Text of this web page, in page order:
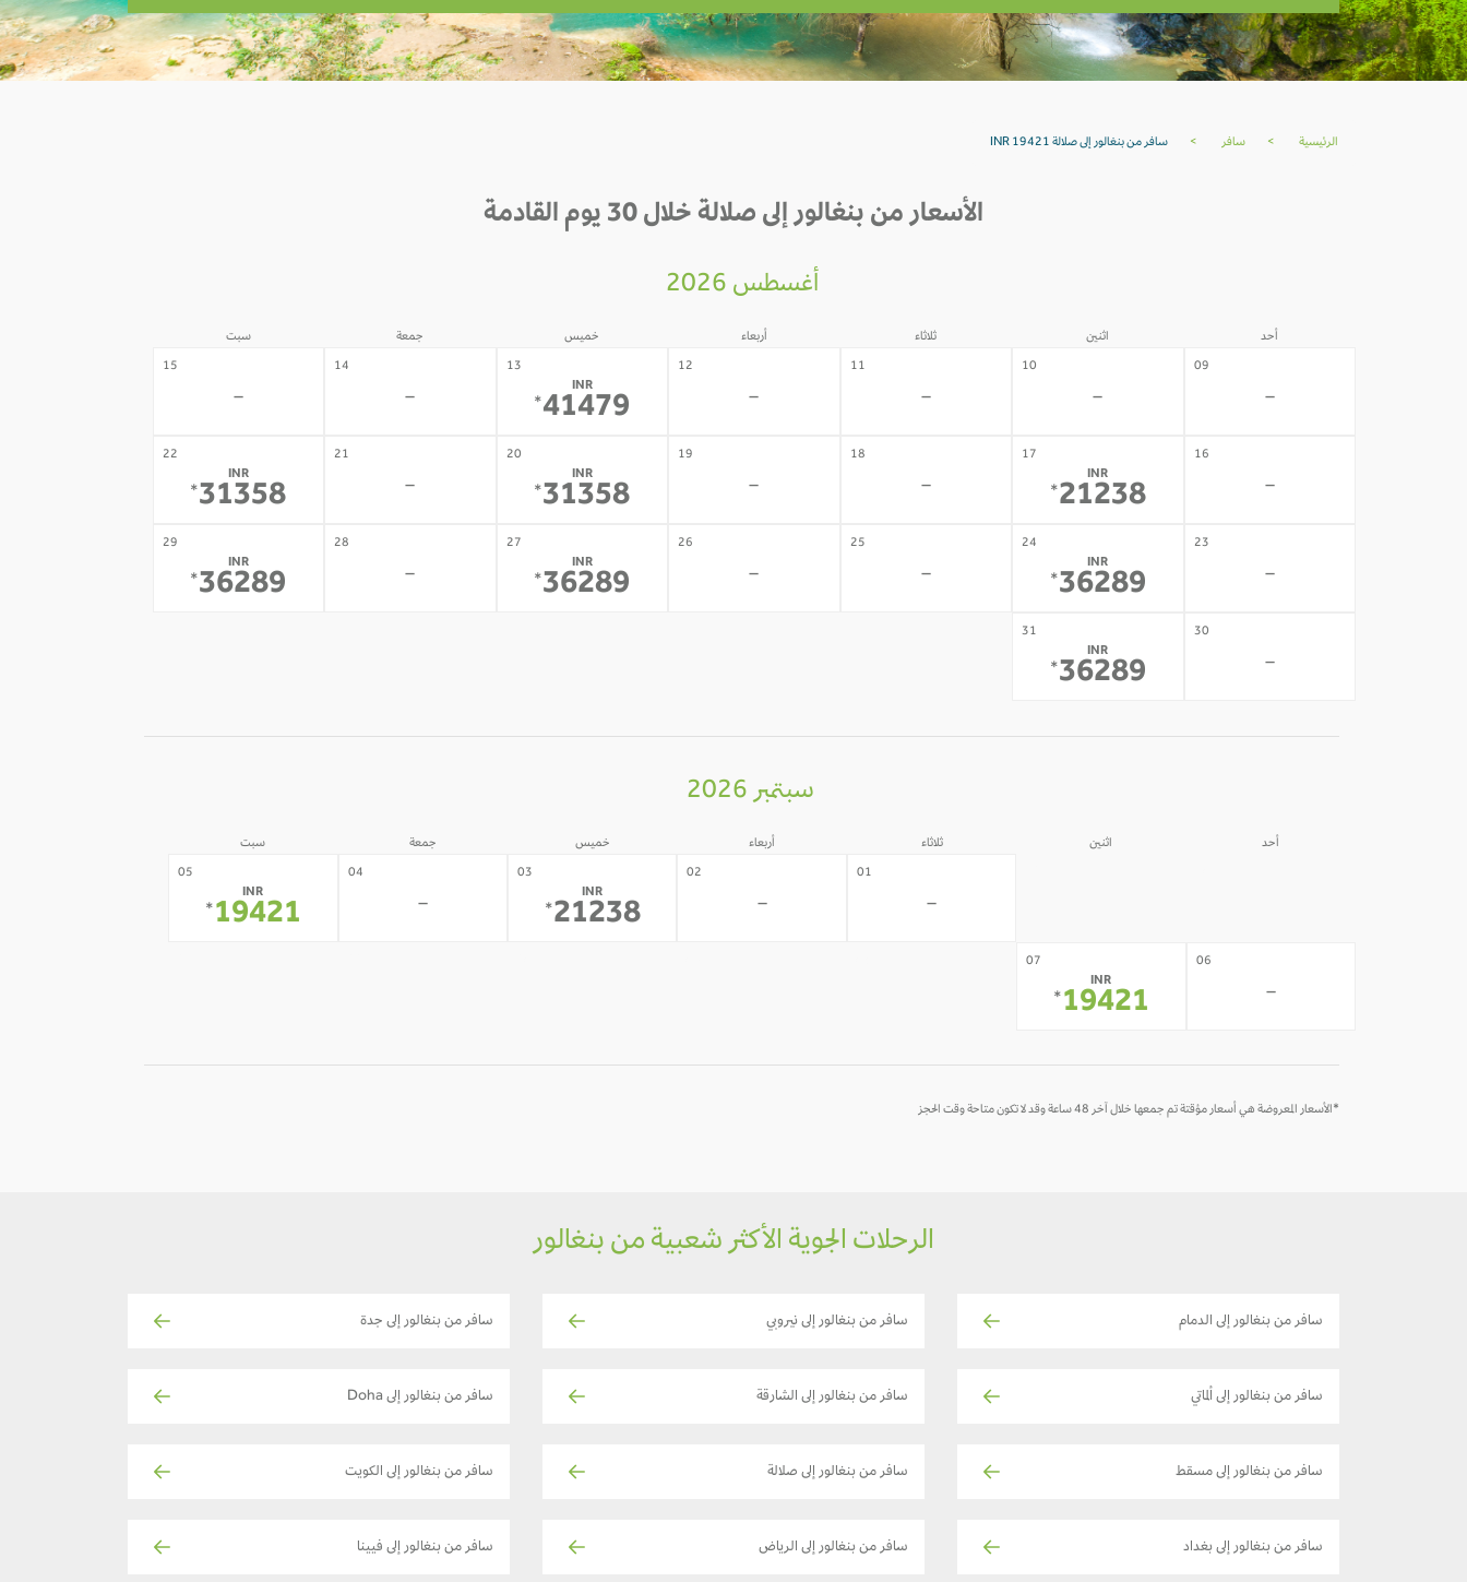
الرئيسية > سافر > سافر من بنغالور إلى صلالة INR 19421
الأسعار من بنغالور إلى صلالة خلال 30 يوم القادمة
أغسطس 2026
أحد اثنين ثلاثاء أربعاء خميس جمعة سبت
09
-
10
-
11
-
12
-
13
INR
41479
*
14
-
15
-
16
-
17
INR
21238
*
18
-
19
-
20
INR
31358
*
21
-
22
INR
31358
*
23
-
24
INR
36289
*
25
-
26
-
27
INR
36289
*
28
-
29
INR
36289
*
30
-
31
INR
36289
*
سبتمبر 2026
أحد اثنين ثلاثاء أربعاء خميس جمعة سبت
01
-
02
-
03
INR
21238
*
04
-
05
INR
19421
*
06
-
07
INR
19421
*
*الأسعار المعروضة هي أسعار مؤقتة تم جمعها خلال آخر 48 ساعة وقد لا تكون متاحة وقت الحجز
الرحلات الجوية الأكثر شعبية من بنغالور
سافر من بنغالور إلى الدمام سافر من بنغالور إلى نيروبي سافر من بنغالور إلى جدة
سافر من بنغالور إلى ألماتي سافر من بنغالور إلى الشارقة سافر من بنغالور إلى Doha
سافر من بنغالور إلى مسقط سافر من بنغالور إلى صلالة سافر من بنغالور إلى الكويت
سافر من بنغالور إلى بغداد سافر من بنغالور إلى الرياض سافر من بنغالور إلى فيينا